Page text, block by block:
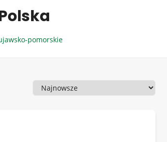
pomorskie
Sortowanie